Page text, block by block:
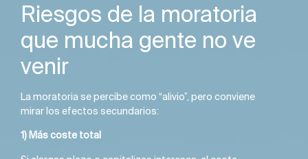
Riesgos de la moratoria
que mucha gente no ve
venir
La moratoria se percibe como “alivio”, pero conviene
mirar los efectos secundarios:
1) Más coste total